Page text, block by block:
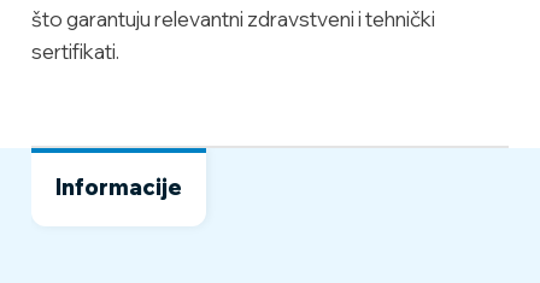
što garantuju relevantni zdravstveni i tehnički
sertifikati.
Informacije